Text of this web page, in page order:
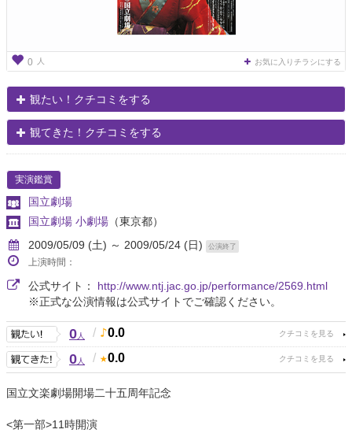
0 人 お気に入りチラシにする
観たい！クチコミをする
観てきた！クチコミをする
実演鑑賞
国立劇場
国立劇場 小劇場 （東京都）
2009/05/09 (土) ～ 2009/05/24 (日)
公演終了
上演時間：
公式サイト： http://www.ntj.jac.go.jp/performance/2569.html
※正式な公演情報は公式サイトでご確認ください。
0人 / 0.0
0人 / 0.0
国立文楽劇場開場二十五周年記念
<第一部>11時開演